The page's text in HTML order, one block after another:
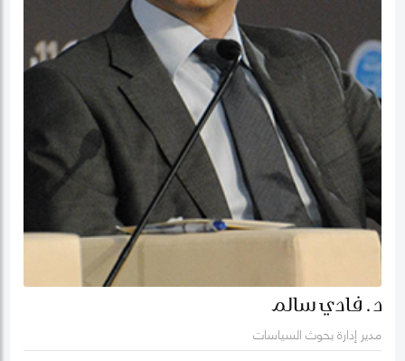
د. فادي سالم
مدير إدارة بحوث السياسات